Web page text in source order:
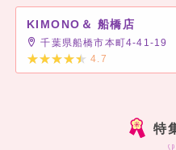
KIMONO＆ 船橋店
千葉県船橋市本町4-41-19
4.7
特